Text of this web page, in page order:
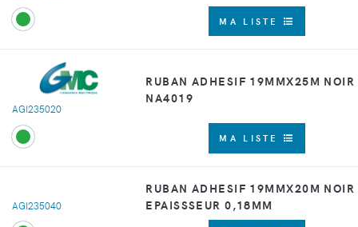
MA LISTE
AGI235020
RUBAN ADHESIF 19MMX25M NOIR
NA4019
MA LISTE
AGI235040
RUBAN ADHESIF 19MMX20M NOIR
EPAISSSEUR 0,18MM